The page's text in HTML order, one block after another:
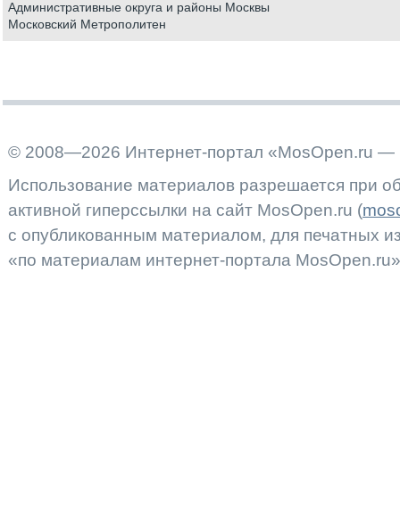
Административные округа и районы Москвы
Московский Метрополитен
© 2008—2026 Интернет-портал «MosOpen.ru —
Использование материалов разрешается при
активной гиперссылки на сайт MosOpen.ru (
с опубликованным материалом, для печатных
«по материалам интернет-портала